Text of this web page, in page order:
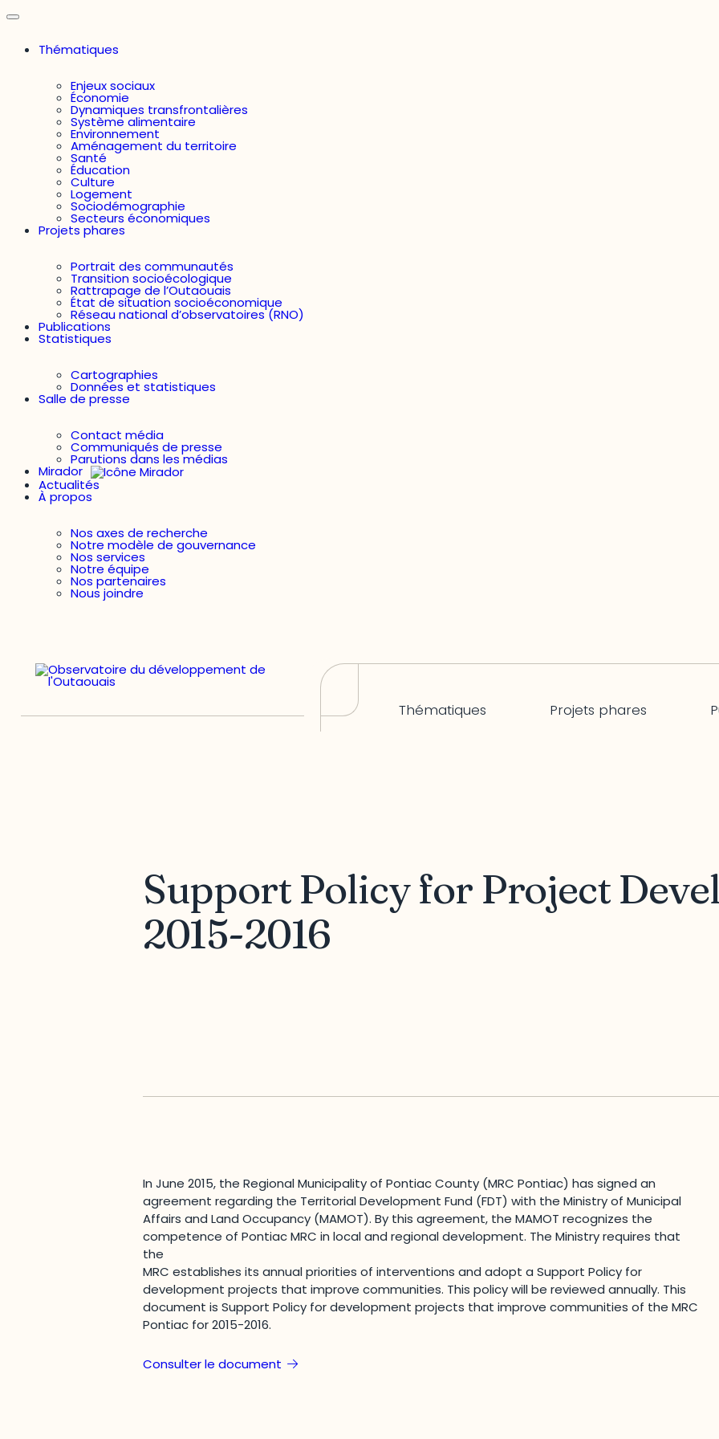
Thématiques
Enjeux sociaux
Économie
Dynamiques transfrontalières
Système alimentaire
Environnement
Aménagement du territoire
Santé
Éducation
Culture
Logement
Sociodémographie
Secteurs économiques
Projets phares
Portrait des communautés
Transition socioécologique
Rattrapage de l’Outaouais
État de situation socioéconomique
Réseau national d’observatoires (RNO)
Publications
Statistiques
Cartographies
Données et statistiques
Salle de presse
Contact média
Communiqués de presse
Parutions dans les médias
Mirador
Actualités
À propos
Nos axes de recherche
Notre modèle de gouvernance
Nos services
Notre équipe
Nos partenaires
Nous joindre
Thématiques Projets phares
Support Policy for Project
2015-2016
In June 2015, the Regional Municipality of Pontiac County (MRC Pontiac) has signed an
agreement regarding the Territorial Development Fund (FDT) with the Ministry of Municipal
Affairs and Land Occupancy (MAMOT). By this agreement, the MAMOT recognizes the
competence of Pontiac MRC in local and regional development. The Ministry requires that
the
MRC establishes its annual priorities of interventions and adopt a Support Policy for
development projects that improve communities. This policy will be reviewed annually. This
document is Support Policy for development projects that improve communities of the MRC
Pontiac for 2015-2016.
Consulter le document